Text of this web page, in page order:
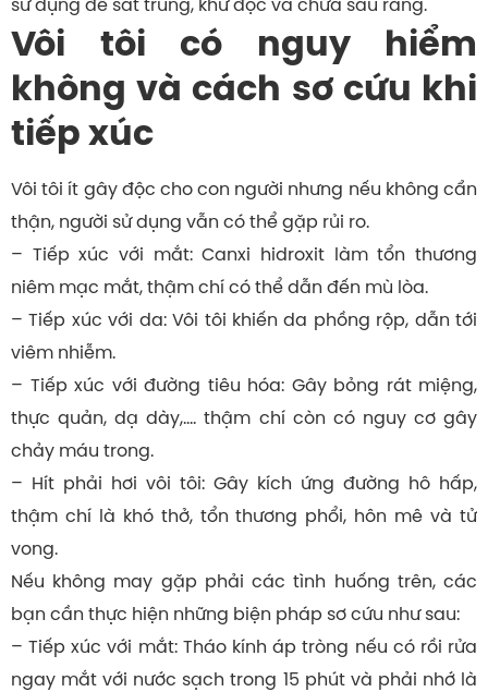
Vôi tôi có nguy hiểm
không và cách sơ cứu khi
tiếp xúc
Vôi tôi ít gây độc cho con người nhưng nếu không cẩn
thận, người sử dụng vẫn có thể gặp rủi ro.
– Tiếp xúc với mắt: Canxi hidroxit làm tổn thương
niêm mạc mắt, thậm chí có thể dẫn đến mù lòa.
– Tiếp xúc với da: Vôi tôi khiến da phồng rộp, dẫn tới
viêm nhiễm.
– Tiếp xúc với đường tiêu hóa: Gây bỏng rát miệng,
thực quản, dạ dày,…. thậm chí còn có nguy cơ gây
chảy máu trong.
– Hít phải hơi vôi tôi: Gây kích ứng đường hô hấp,
thậm chí là khó thở, tổn thương phổi, hôn mê và tử
vong.
Nếu không may gặp phải các tình huống trên, các
bạn cần thực hiện những biện pháp sơ cứu như sau:
– Tiếp xúc với mắt: Tháo kính áp tròng nếu có rồi rửa
ngay mắt với nước sạch trong 15 phút và phải nhớ là